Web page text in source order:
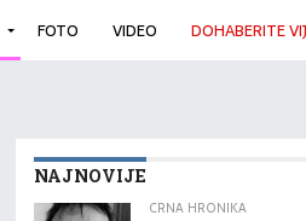
FOTO VIDEO DOHABERITE
NAJNOVIJE
CRNA HRONIKA